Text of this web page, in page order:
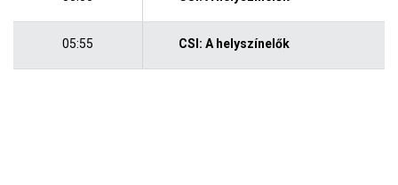
05:55 CSI: A helyszínelők